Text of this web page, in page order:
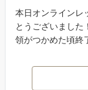
本日オンラインレ
とうございました
領がつかめた頃